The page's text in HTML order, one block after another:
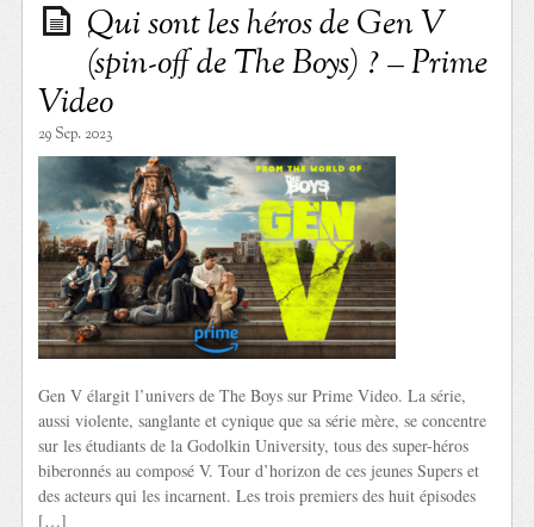
Qui sont les héros de Gen V
(spin-off de The Boys) ? – Prime
Video
29 Sep. 2023
Gen V élargit l’univers de The Boys sur Prime Video. La série,
aussi violente, sanglante et cynique que sa série mère, se concentre
sur les étudiants de la Godolkin University, tous des super-héros
biberonnés au composé V. Tour d’horizon de ces jeunes Supers et
des acteurs qui les incarnent. Les trois premiers des huit épisodes
[…]